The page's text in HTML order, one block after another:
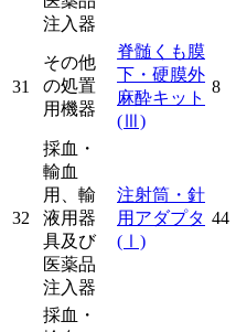
注入器
31
その他
の処置
用機器
脊髄くも膜
下・硬膜外
麻酔キット
(Ⅲ)
8
32
採血・
輸血
用、輸
液用器
具及び
医薬品
注入器
注射筒・針
用アダプタ
(Ⅰ)
44
採血・